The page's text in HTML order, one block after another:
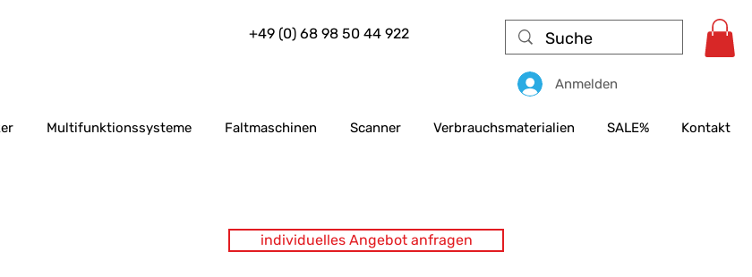
+49 (0) 68 98 50 44 922
Anmelden
Multifunktionssysteme Faltmaschinen Scanner Verbrauchsmaterialien SALE% Kontakt
individuelles Angebot anfragen